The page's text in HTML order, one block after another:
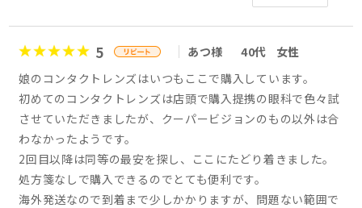
5 あつ様 40代
女性
娘のコンタクトレンズはいつもここで購入しています。
初めてのコンタクトレンズは店頭で購入提携の眼科で色々試
させていただきましたが、クーパービジョンのもの以外は合
わなかったようです。
2回目以降は同等の最安を探し、ここにたどり着きました。
処方箋なしで購入できるのでとても便利です。
海外発送なので到着まで少しかかりますが、問題ない範囲で